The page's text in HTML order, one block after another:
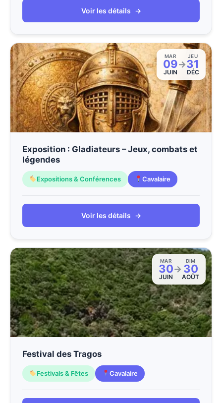
Voir les détails →
MAR
09
JUIN
→
JEU
31
DÉC
Exposition : Gladiateurs – Jeux, combats et
légendes
Expositions & Conférences Cavalaire
Voir les détails →
MAR
30
JUIN
→
DIM
30
AOÛT
Festival des Tragos
Festivals & Fêtes Cavalaire